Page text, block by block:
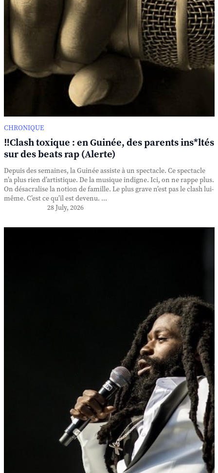
CHRONIQUE
‼️Clash toxique : en Guinée, des parents ins*ltés
sur des beats rap (Alerte)
Depuis des semaines, la Guinée assiste à un spectacle. Ce spectacle
n’a plus rien d’artistique. De la musique indigne. Ici, on ne rappe plus.
On désacralise la notion de famille. Le plus grave n’est pas le clash lui-
même. C’est ce qu’il est devenu. ...
28 July, 2026